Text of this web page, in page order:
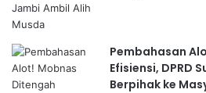
Pembahasan
Efisiensi, DPRD
Berpihak ke